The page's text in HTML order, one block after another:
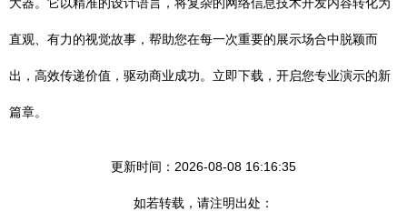
直观、有力的视觉故事，帮助您在每一次重要的展示场合中脱颖而
出，高效传递价值，驱动商业成功。立即下载，开启您专业演示的新
篇章。
更新时间：2026-08-08 16:16:35
如若转载，请注明出处：